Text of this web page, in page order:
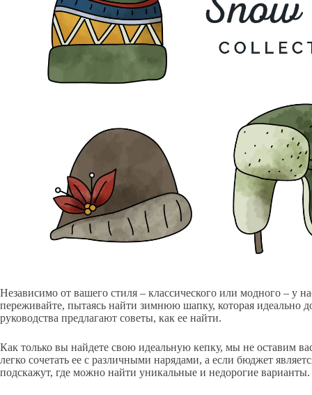
Независимо от вашего стиля – классического или модного – у
переживайте, пытаясь найти зимнюю шапку, которая идеально
руководства предлагают советы, как ее найти.
Как только вы найдете свою идеальную кепку, мы не оставим
легко сочетать ее с различными нарядами, а если бюджет
подскажут, где можно найти уникальные и недорогие варианты.